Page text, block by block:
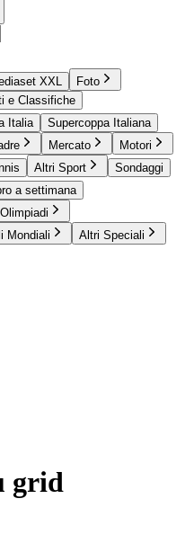
XXL
Foto
e Classifiche
Italia
Supercoppa Italiana
Mercato
Motori
Altri Sport
Sondaggi
a settimana
Mondiali Altri Speciali
grid